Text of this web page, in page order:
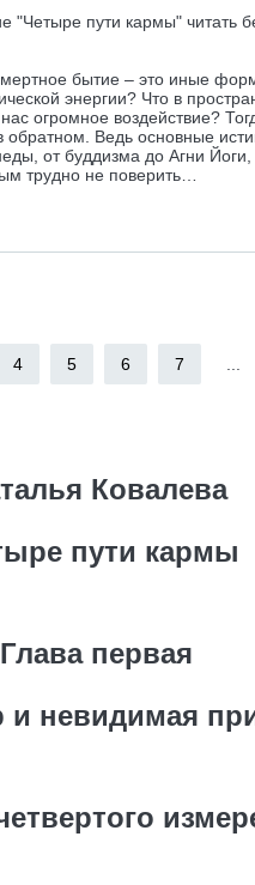
"Четыре пути кармы" читать
бытие – это иные
энергии? Что в
огромное воздействие?
Ведь основные
от буддизма до Агни
трудно не поверить…
4 5 6 7
Ковалева
пути кармы
Глава первая
невидимая